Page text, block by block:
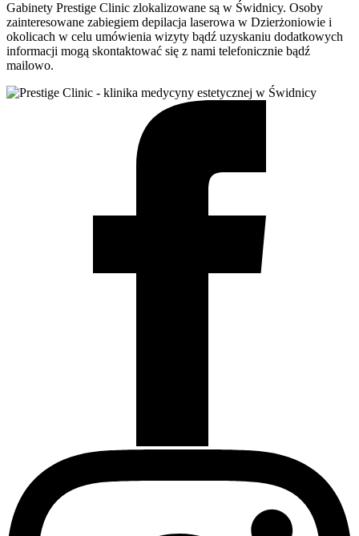
Gabinety Prestige Clinic zlokalizowane są w Świdnicy. Osoby
zainteresowane zabiegiem depilacja laserowa w Dzierżoniowie i
okolicach w celu umówienia wizyty bądź uzyskaniu dodatkowych
informacji mogą skontaktować się z nami telefonicznie bądź
mailowo.